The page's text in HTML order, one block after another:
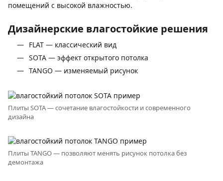
помещений с высокой влажностью.
Дизайнерские влагостойкие решения
FLAT — классический вид
SOTA — эффект открытого потолка
TANGO — изменяемый рисунок
Плиты SOTA — сочетание влагостойкости и современного
дизайна
Плиты TANGO — позволяют менять рисунок потолка без
демонтажа